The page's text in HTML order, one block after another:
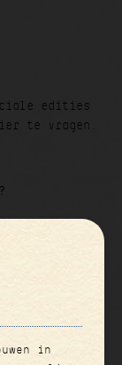
edities
te vragen.
in